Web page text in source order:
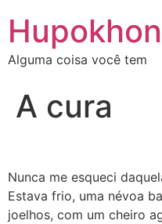
para
conteúdo
Alguma coisa você tem
A cura
Nunca me esqueci
Estava frio, uma névoa
joelhos, com um cheiro